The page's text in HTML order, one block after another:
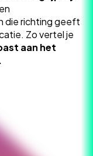
die richting geeft
Zo vertel je
aan het